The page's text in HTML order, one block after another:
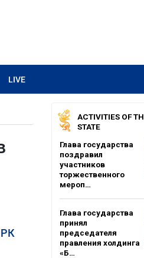
LIVE
ACTIVITIES OF
STATE
Глава государства
поздравил
участников
торжественного
мероп…
Глава государства
принял
председателя
правления холдинга
«Б…